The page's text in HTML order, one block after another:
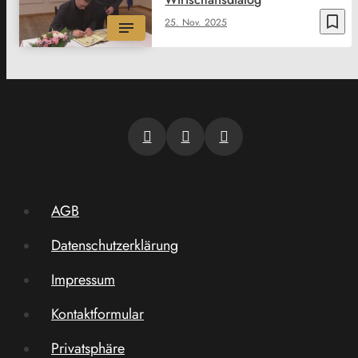
bookmark_border
25. Nov. 2025
AGB
Datenschutzerklärung
Impressum
Kontaktformular
Privatsphäre